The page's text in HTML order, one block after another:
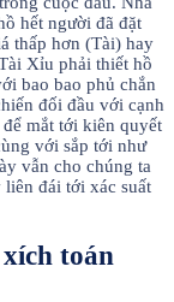
hết người đã đặt
thấp hơn (Tài) hay
Xỉu phải thiết hồ
bao bao phủ chắn
đối đầu với cạnh
mắt tới kiên quyết
với sắp tới như
vẫn cho chúng ta
đái tới xác suất
toán